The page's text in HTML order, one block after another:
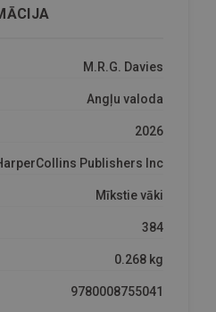
M.R.G. Davies
Angļu valoda
2026
Publishers Inc
Mīkstie vāki
384
0.268 kg
9780008755041